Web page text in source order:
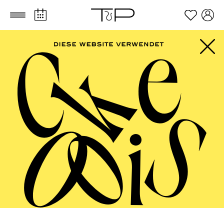
Zum Hauptinhalt springen Zum Footer springen
FILTER
SEPTEMBER 2026
PHILHARMONIE ESSEN
Friday
04.09.2026
20:00 - 23:00
Alfried Krupp Saal